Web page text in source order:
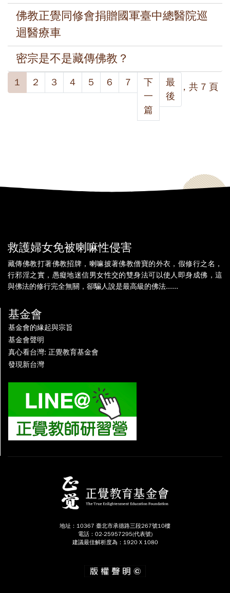
佛教正覺同修會捐贈國軍臺中總醫院巡
迴醫療車
密宗是不是藏傳佛教？
第 1 頁，共 7 頁
1 2 3 4 5 6 7
下
一
篇
最
後
救護婦女免被喇嘛性侵害
藏傳佛教打著佛教招牌，喇嘛披著佛教僧寶的外衣，假修行之名，
行邪淫之實，愚癡地迷信男女性交的雙身法可以使人即身成佛，這
與佛法的修行完全無關，卻騙人說是最高級的佛法......
基金會
基金會的緣起與宗旨
基金會聲明
真心看台灣: 正覺教育基金會
發現新台灣
地址：10367 臺北市承德路三段267號10樓
電話：02-25957295(代表號)
建議最佳解析度為：1920 X 1080